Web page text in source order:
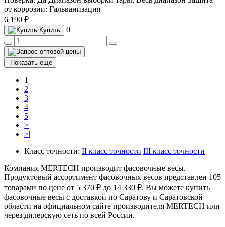
от коррозии: Гальванизация
6 190 ₽
Купить 0
Показать еще
1
2
3
4
5
>
>|
Класс точности: II класс точности III класс точности
Компания MERTECH производит фасовочные весы.
Продуктовый ассортимент фасовочных весов представлен 105
товарами по цене от 5 370 ₽ до 14 330 ₽. Вы можете купить
фасовочные весы с доставкой по Саратову и Саратовской
области на официальном сайте производителя MERTECH или
через дилерскую сеть по всей России.